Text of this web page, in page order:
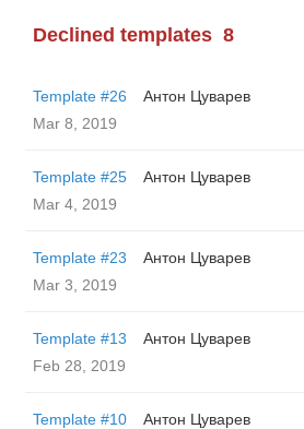
Declined templates 8
Template #26
Антон Цуварев
Mar 8, 2019
Template #25
Антон Цуварев
Mar 4, 2019
Template #23
Антон Цуварев
Mar 3, 2019
Template #13
Антон Цуварев
Feb 28, 2019
Template #10
Антон Цуварев